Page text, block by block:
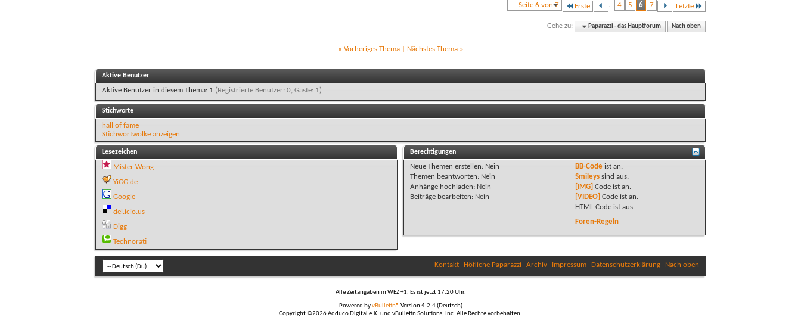
Seite 6 von 7 Erste ... 4 5 6 7 Letzte
Gehe zu: Paparazzi - das Hauptforum Nach oben
« Vorheriges Thema| Nächstes Thema »
Aktive Benutzer
Aktive Benutzer in diesem Thema: 1 (Registrierte Benutzer: 0, Gäste: 1)
Stichworte
hall of fame
Stichwortwolke anzeigen
Lesezeichen
Mister Wong
YiGG.de
Google
del.icio.us
Digg
Technorati
Berechtigungen
Neue Themen erstellen: Nein
Themen beantworten: Nein
Anhänge hochladen: Nein
Beiträge bearbeiten: Nein
BB-Codeist an.
Smileyssind aus.
[IMG] Code ist an.
[VIDEO] Code ist an.
HTML-Code ist aus.
Foren-Regeln
Kontakt Höfliche Paparazzi Archiv Impressum Datenschutzerklärung Nach oben
Alle Zeitangaben in WEZ +1. Es ist jetzt 17:20Uhr.
Powered byvBulletin® Version 4.2.4 (Deutsch)
Copyright ©2026 Adduco Digital e.K. und vBulletin Solutions, Inc. Alle Rechte vorbehalten.